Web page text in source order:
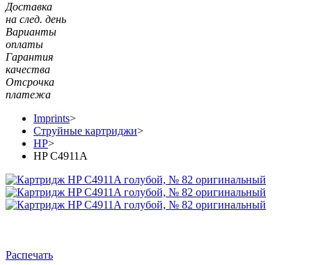
Доставка
на след. день
Варианты
оплаты
Гарантия
качества
Отсрочка
платежа
Imprints>
Струйные картриджи>
HP>
HP C4911A
Распечать